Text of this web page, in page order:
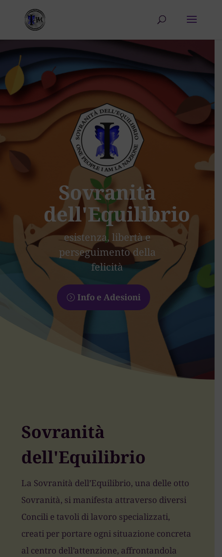
Sovranità
dell'Equilibrio
esistenza, libertà e
perseguimento della
felicità
Info e Adesioni
Sovranità
dell'Equilibrio
La Sovranità dell’Equilibrio, una delle otto
Sovranità, si manifesta attraverso diversi
Concili e tavoli di lavoro specializzati,
creati per portare ogni situazione concreta
al centro dell’attenzione, affrontandola